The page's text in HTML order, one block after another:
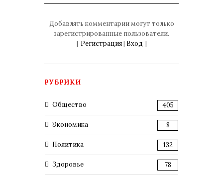
Добавлять комментарии могут только
зарегистрированные пользователи.
[ Регистрация| Вход ]
РУБРИКИ
Общество 405
Экономика 8
Политика 132
Здоровье 78